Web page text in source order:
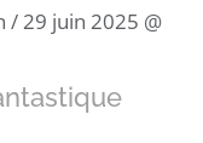
/29 juin 2025 @